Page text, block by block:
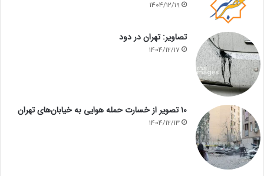
1404/12/19
تصاویر: تهران در دود
1404/12/17
۱۰ تصویر از خسارت حمله هوایی به خیابان‌های تهران
1404/12/13